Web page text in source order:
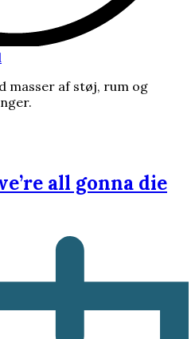
masser af støj, rum og
all gonna die